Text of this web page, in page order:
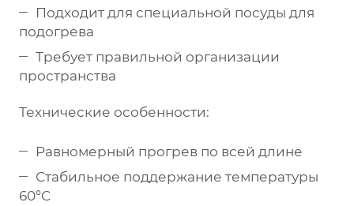
Подходит для специальной посуды для
подогрева
Требует правильной организации
пространства
Технические особенности:
Равномерный прогрев по всей длине
Стабильное поддержание температуры
60°C